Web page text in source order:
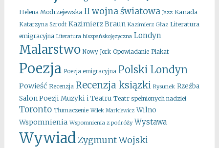
Helena Modrzejewska II wojna światowa Jazz Kanada
Katarzyna Szrodt Kazimierz Braun Kazimierz Głaz Literatura
emigracyjna Literatura hiszpańskojęzyczna Londyn
Malarstwo Nowy Jork Opowiadanie Plakat
Poezja Poezja emigracyjna Polski Londyn
Powieść Recenzja Recenzja ksiązki Rysunek Rzeźba
Salon Poezji Muzyki i Teatru Teatr spełnionych nadziei
Toronto Tłumaczenie Wilek Markiewicz Wilno
Wspomnienia Wspomnienia z podróży Wystawa
WywiadZygmunt Wojski